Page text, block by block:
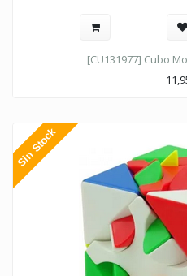
[CU131977] Cubo
Sin Stock